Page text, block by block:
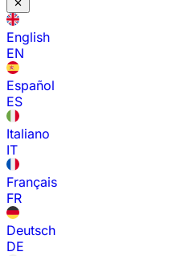
English
EN
Español
ES
Italiano
IT
Français
FR
Deutsch
DE